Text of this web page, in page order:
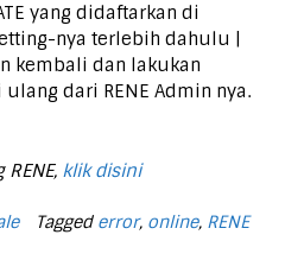
yang didaftarkan di
nya terlebih dahulu |
kembali dan lakukan
dari RENE Admin nya.
klik disini
Tagged error, online, RENE